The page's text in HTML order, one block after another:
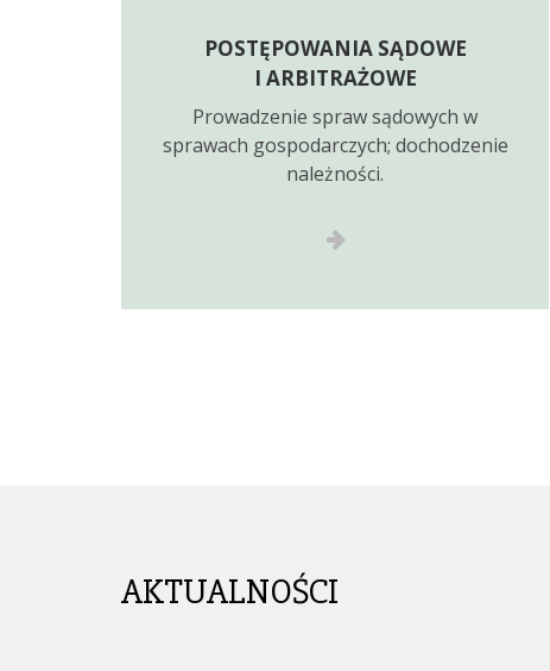
POSTĘPOWANIA SĄDOWE
I ARBITRAŻOWE
Prowadzenie spraw sądowych w
sprawach gospodarczych; dochodzenie
należności.
AKTUALNOŚCI